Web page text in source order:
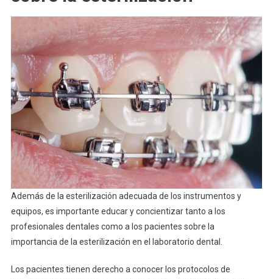
Además de la esterilización adecuada de los instrumentos y
equipos, es importante educar y concientizar tanto a los
profesionales dentales como a los pacientes sobre la
importancia de la esterilización en el laboratorio dental.
Los pacientes tienen derecho a conocer los protocolos de